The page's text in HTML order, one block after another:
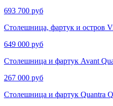
693 700 руб
Столешница, фартук и остров
649 000 руб
Столешница и фартук Avant
267 000 руб
Столешница и фартук Quantra